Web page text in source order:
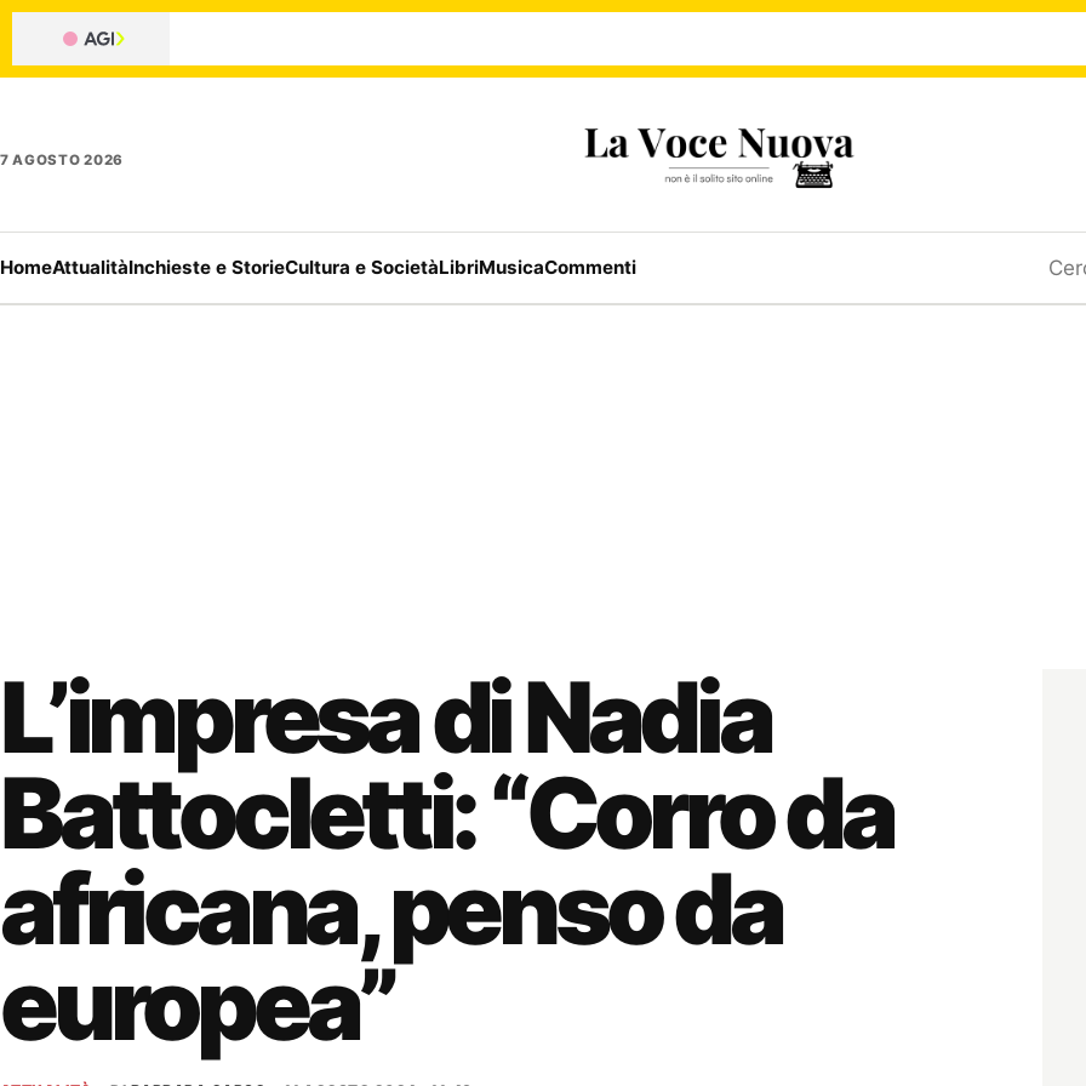
7 AGOSTO 2026
HomeAttualitàInchieste e StorieCultura e SocietàLibriMusicaCommenti
L’impresa di Nadia
Battocletti: “Corro da
africana, penso da
europea”